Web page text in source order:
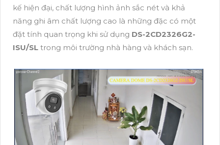
kế hiện đại, chất lượng hình ảnh sắc nét và khả
năng ghi âm chất lượng cao là những đặc có một
đặt tính quan trọng khi sử dụng DS-2CD2326G2-
ISU/SL trong môi trường nhà hàng và khách sạn.